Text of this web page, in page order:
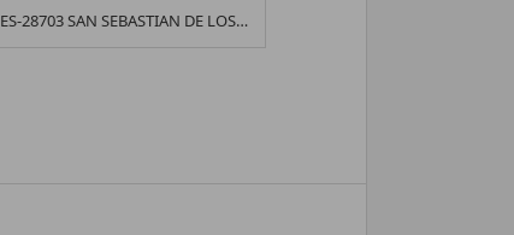
ES-28703 SAN SEBASTIAN DE LOS REYES